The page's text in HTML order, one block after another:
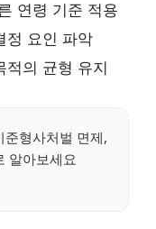
연령 기준 적용
정 요인 파악
적의 균형 유지
준형사처벌 면제,
알아보세요